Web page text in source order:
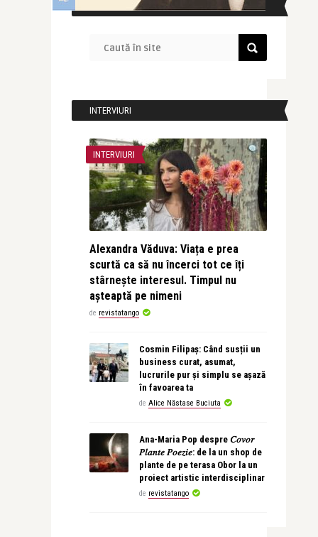
CAUTĂ ÎN SITE
INTERVIURI
INTERVIURI
Alexandra Văduva: Viața e prea
scurtă ca să nu încerci tot ce îți
stârnește interesul. Timpul nu
așteaptă pe nimeni
de revistatango
Cosmin Filipaș: Când susții un
business curat, asumat,
lucrurile pur și simplu se așază
în favoarea ta
de Alice Năstase Buciuta
Ana-Maria Pop despre 𝐶𝑜𝑣𝑜𝑟
𝑃𝑙𝑎𝑛𝑡𝑒 𝑃𝑜𝑒𝑧𝑖𝑒: de la un shop de
plante de pe terasa Obor la un
proiect artistic interdisciplinar
de revistatango